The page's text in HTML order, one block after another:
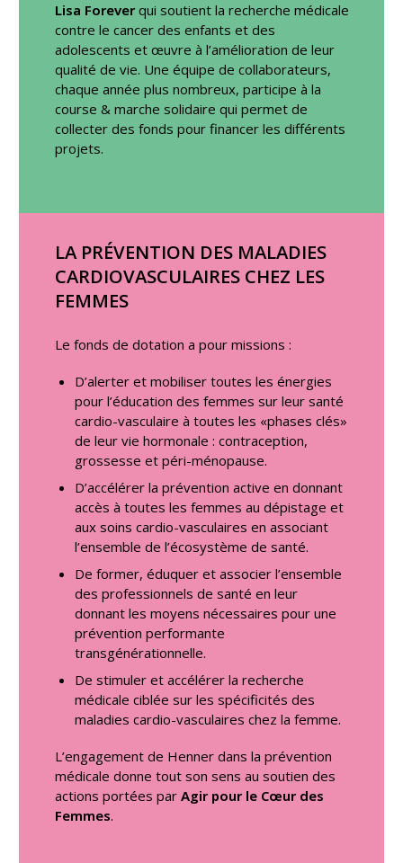
Lisa Foreverqui soutient la recherche médicale
contre le cancer des enfants et des
adolescents et œuvre à l’amélioration de leur
qualité de vie. Une équipe de collaborateurs,
chaque année plus nombreux, participe à la
course & marche solidaire qui permet de
collecter des fonds pour financer les différents
projets.
LA PRÉVENTION DES MALADIES
CARDIOVASCULAIRES CHEZ LES
FEMMES
Le fonds de dotation a pour missions :
D’alerter et mobiliser toutes les énergies
pour l’éducation des femmes sur leur santé
cardio-vasculaire à toutes les «phases clés»
de leur vie hormonale : contraception,
grossesse et péri-ménopause.
D’accélérer la prévention active en donnant
accès à toutes les femmes au dépistage et
aux soins cardio-vasculaires en associant
l’ensemble de l’écosystème de santé.
De former, éduquer et associer l’ensemble
des professionnels de santé en leur
donnant les moyens nécessaires pour une
prévention performante
transgénérationnelle.
De stimuler et accélérer la recherche
médicale ciblée sur les spécificités des
maladies cardio-vasculaires chez la femme.
L’engagement de Henner dans la prévention
médicale donne tout son sens au soutien des
actions portées par Agir pour le Cœur des
Femmes.